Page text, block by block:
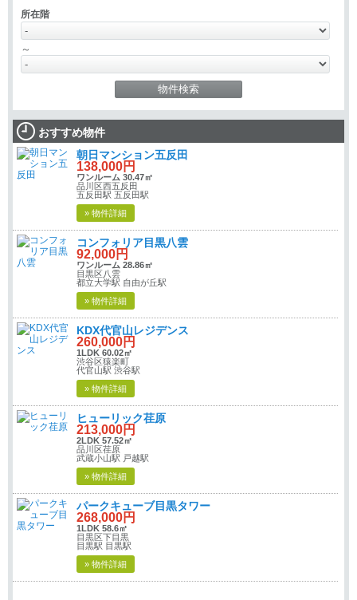
所在階
～
おすすめ物件
朝日マンション五反田
138,000円
ワンルーム 30.47㎡
品川区西五反田
五反田駅 五反田駅
» 物件詳細
コンフォリア目黒八雲
92,000円
ワンルーム 28.86㎡
目黒区八雲
都立大学駅 自由が丘駅
» 物件詳細
KDX代官山レジデンス
260,000円
1LDK 60.02㎡
渋谷区猿楽町
代官山駅 渋谷駅
» 物件詳細
ヒューリック荏原
213,000円
2LDK 57.52㎡
品川区荏原
武蔵小山駅 戸越駅
» 物件詳細
パークキューブ目黒タワー
268,000円
1LDK 58.6㎡
目黒区下目黒
目黒駅 目黒駅
» 物件詳細